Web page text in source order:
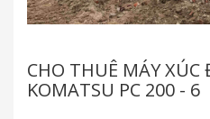
CHO THUÊ MÁY
KOMATSU PC 200 - 6